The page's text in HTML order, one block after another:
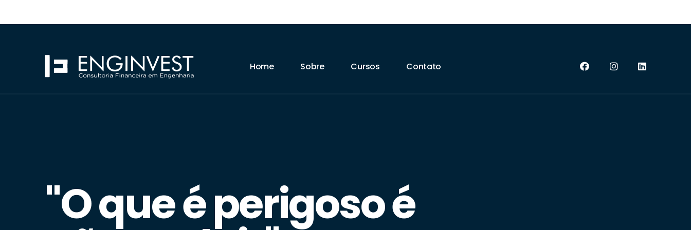
Home Sobre Cursos Contato
"O que é perigoso é